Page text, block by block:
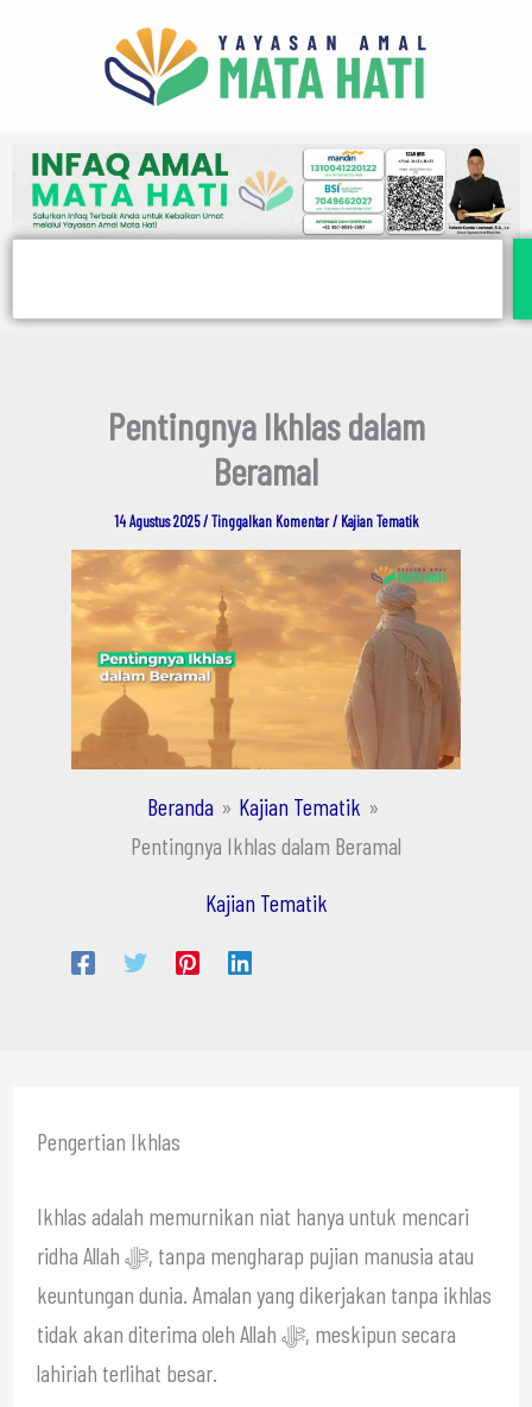
Pentingnya Ikhlas dalam
Beramal
14 Agustus 2025/Tinggalkan Komentar / Kajian Tematik
Beranda
Kajian Tematik
Pentingnya Ikhlas dalam Beramal
Kajian Tematik
Pengertian Ikhlas
Ikhlas adalah memurnikan niat hanya untuk mencari
ridha Allah ﷻ, tanpa mengharap pujian manusia atau
keuntungan dunia. Amalan yang dikerjakan tanpa ikhlas
tidak akan diterima oleh Allah ﷻ, meskipun secara
lahiriah terlihat besar.